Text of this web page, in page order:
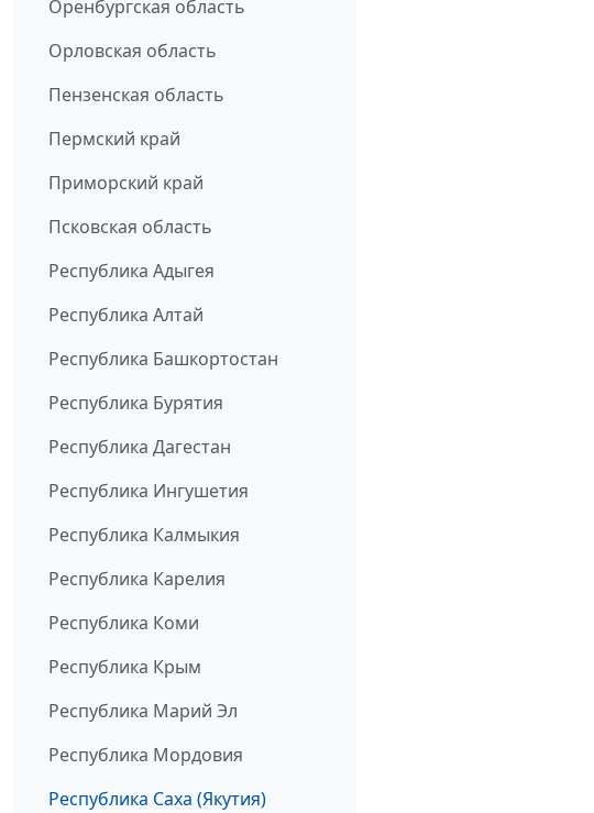
Оренбургская область
Орловская область
Пензенская область
Пермский край
Приморский край
Псковская область
Республика Адыгея
Республика Алтай
Республика Башкортостан
Республика Бурятия
Республика Дагестан
Республика Ингушетия
Республика Калмыкия
Республика Карелия
Республика Коми
Республика Крым
Республика Марий Эл
Республика Мордовия
Республика Саха (Якутия)